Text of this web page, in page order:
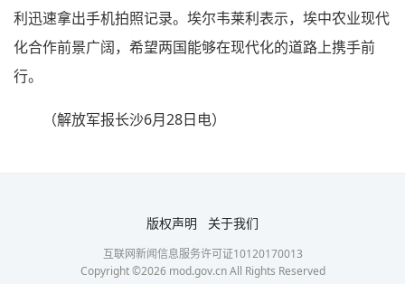
利迅速拿出手机拍照记录。埃尔韦莱利表示，埃中农业现代
化合作前景广阔，希望两国能够在现代化的道路上携手前
行。
（解放军报长沙6月28日电）
版权声明 关于我们
互联网新闻信息服务许可证10120170013
Copyright ©2026mod.gov.cn All Rights Reserved